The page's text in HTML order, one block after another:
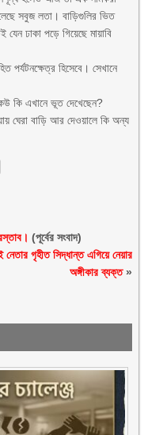
সবুজ লতা। বাড়িগুলির ভিত
ঢাকা পড়ে গিয়েছে মায়াবি
পর্যটনক্ষেত্র হিসেবে। সেখানে
কি এখানে ভূত দেখেছেন?
ঘেরা বাড়ি আর দেওয়ালে কি অন্য
(পূর্বের সংবাদ)
গৃহীত সিদ্ধান্ত এগিয়ে নেয়ার
অঙ্গীকার ব্যক্ত»